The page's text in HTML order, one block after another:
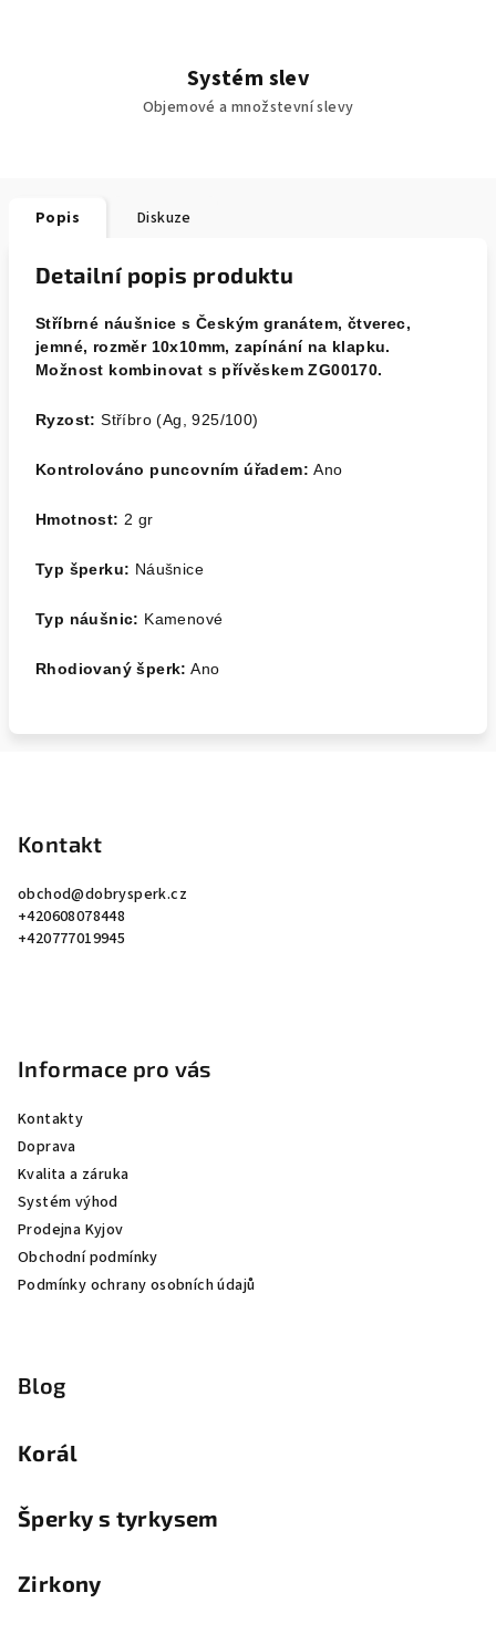
Systém slev
Objemové a množstevní slevy
Popis Diskuze
Detailní popis produktu
Stříbrné náušnice s Českým granátem, čtverec,
jemné, rozměr 10x10mm, zapínání na klapku.
Možnost kombinovat s přívěskem ZG00170.
Ryzost: Stříbro (Ag, 925/100)
Kontrolováno puncovním úřadem:Ano
Hmotnost: 2 gr
Typ šperku: Náušnice
Typ náušnic: Kamenové
Rhodiovaný šperk: Ano
Kontakt
obchod@dobrysperk.cz
+420608078448
+420777019945
Informace pro vás
Kontakty
Doprava
Kvalita a záruka
Systém výhod
Prodejna Kyjov
Obchodní podmínky
Podmínky ochrany osobních údajů
Blog
Korál
Šperky s tyrkysem
Zirkony